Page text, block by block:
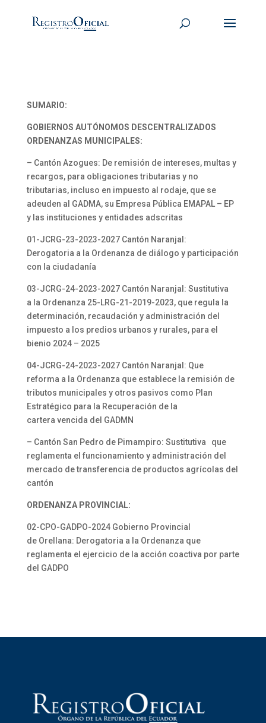
SUMARIO:
GOBIERNOS AUTÓNOMOS DESCENTRALIZADOS
ORDENANZAS MUNICIPALES:
– Cantón Azogues: De remisión de intereses, multas y
recargos, para obligaciones tributarias y no
tributarias, incluso en impuesto al rodaje, que se
adeuden al GADMA, su Empresa Pública EMAPAL – EP
y las instituciones y entidades adscritas
01-JCRG-23-2023-2027 Cantón Naranjal:
Derogatoria a la Ordenanza de diálogo y participación
con la ciudadanía
03-JCRG-24-2023-2027 Cantón Naranjal: Sustitutiva
a la Ordenanza 25-LRG-21-2019-2023, que regula la
determinación, recaudación y administración del
impuesto a los predios urbanos y rurales, para el
bienio 2024 – 2025
04-JCRG-24-2023-2027 Cantón Naranjal: Que
reforma a la Ordenanza que establece la remisión de
tributos municipales y otros pasivos como Plan
Estratégico para la Recuperación de la
cartera vencida del GADMN
– Cantón San Pedro de Pimampiro: Sustitutiva que
reglamenta el funcionamiento y administración del
mercado de transferencia de productos agrícolas del
cantón
ORDENANZA PROVINCIAL:
02-CPO-GADPO-2024 Gobierno Provincial
de Orellana: Derogatoria a la Ordenanza que
reglamenta el ejercicio de la acción coactiva por parte
del GADPO